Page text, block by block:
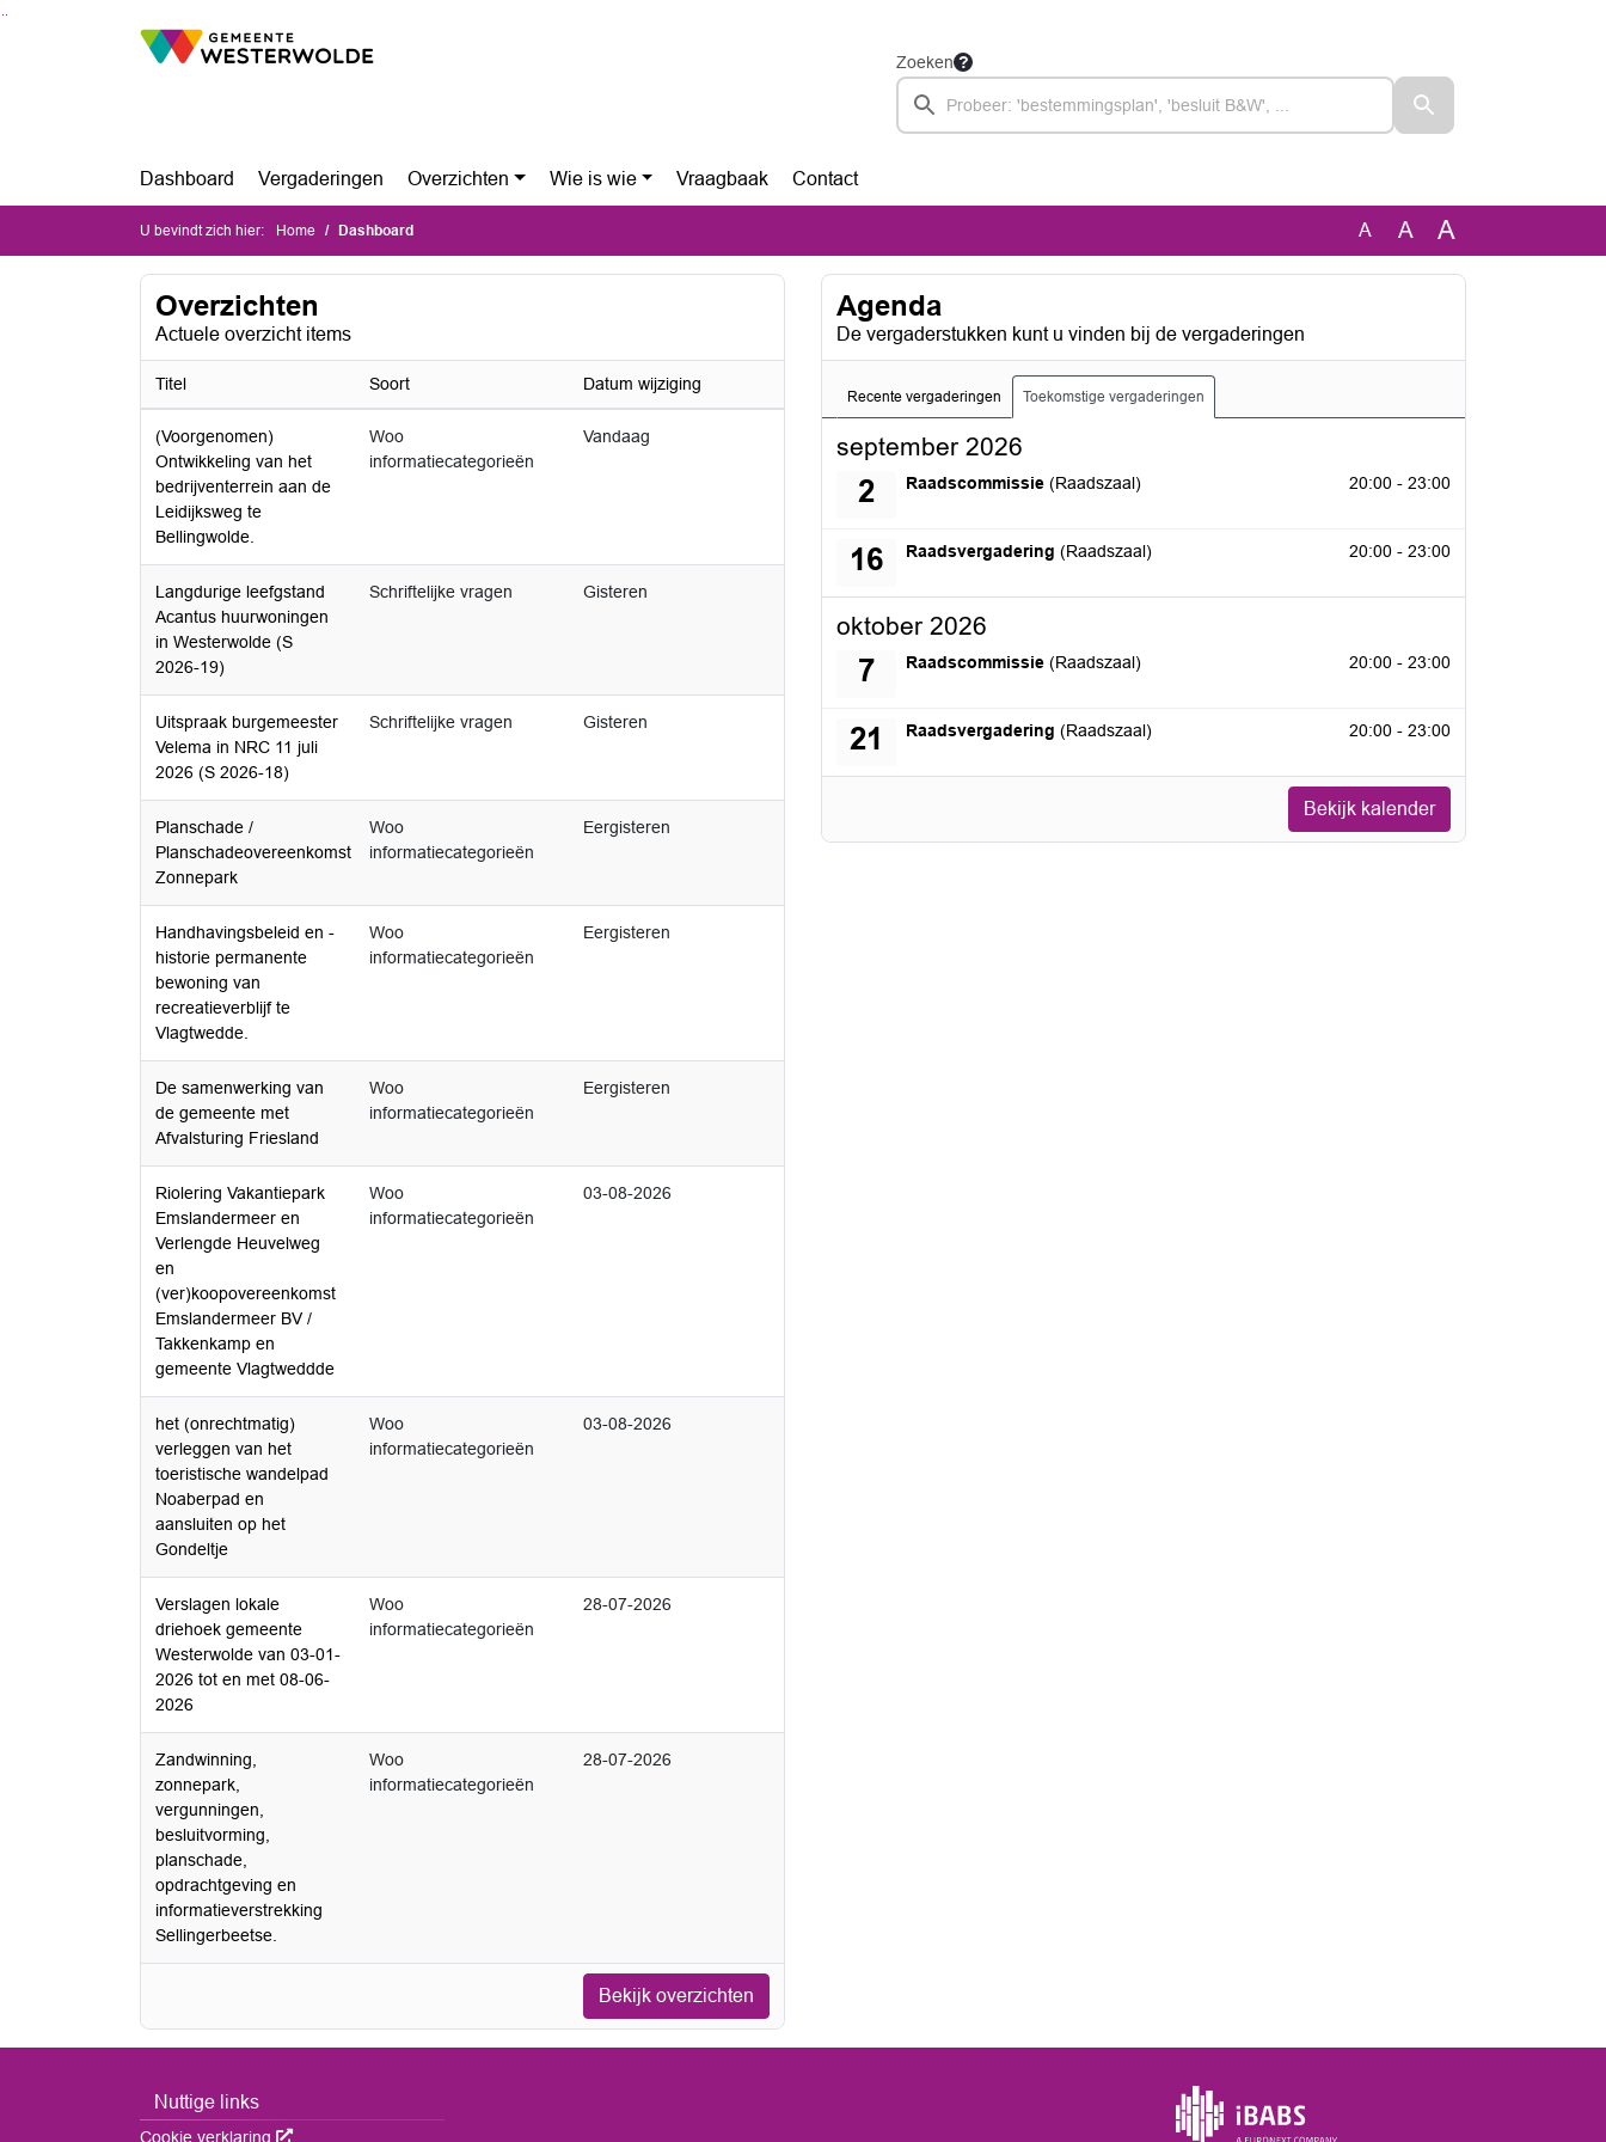
Ga naar de inhoud van deze pagina
Ga naar het zoeken
Ga naar het menu
Zoeken
Dashboard Vergaderingen Overzichten Wie is wie Vraagbaak Contact
U bevindt zich hier: Home Dashboard A A A
Overzichten
Actuele overzicht items
Titel Soort Datum wijziging
(Voorgenomen)
Ontwikkeling van het
bedrijventerrein aan de
Leidijksweg te
Bellingwolde.
Woo
informatiecategorieën
Vandaag
Langdurige leefgstand
Acantus huurwoningen
in Westerwolde (S
2026-19)
Schriftelijke vragen Gisteren
Uitspraak burgemeester
Velema in NRC 11 juli
2026 (S 2026-18)
Schriftelijke vragen Gisteren
Planschade /
Planschadeovereenkomst
Zonnepark
Woo
informatiecategorieën
Eergisteren
Handhavingsbeleid en -
historie permanente
bewoning van
recreatieverblijf te
Vlagtwedde.
Woo
informatiecategorieën
Eergisteren
De samenwerking van
de gemeente met
Afvalsturing Friesland
Woo
informatiecategorieën
Eergisteren
Riolering Vakantiepark
Emslandermeer en
Verlengde Heuvelweg
en
(ver)koopovereenkomst
Emslandermeer BV /
Takkenkamp en
gemeente Vlagtweddde
Woo
informatiecategorieën
03-08-2026
het (onrechtmatig)
verleggen van het
toeristische wandelpad
Noaberpad en
aansluiten op het
Gondeltje
Woo
informatiecategorieën
03-08-2026
Verslagen lokale
driehoek gemeente
Westerwolde van 03-01-
2026 tot en met 08-06-
2026
Woo
informatiecategorieën
28-07-2026
Zandwinning,
zonnepark,
vergunningen,
besluitvorming,
planschade,
opdrachtgeving en
informatieverstrekking
Sellingerbeetse.
Woo
informatiecategorieën
28-07-2026
Bekijk overzichten
Agenda
De vergaderstukken kunt u vinden bij de vergaderingen
Recente vergaderingen Toekomstige vergaderingen
september 2026
2 Raadscommissie (Raadszaal)
woensdag 2 september 2026 20:00 - 23:00
16 Raadsvergadering (Raadszaal)
woensdag 16 september 2026 20:00 - 23:00
oktober 2026
7 Raadscommissie (Raadszaal)
woensdag 7 oktober 2026 20:00 - 23:00
21 Raadsvergadering (Raadszaal)
woensdag 21 oktober 2026 20:00 - 23:00
Bekijk kalender
Nuttige links
Cookie verklaring Deze link wordt in een nieuw venster geopend